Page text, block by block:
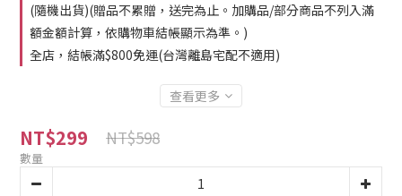
(隨機出貨)(贈品不累贈，送完為止。加購品/部分商品不列入滿
額金額計算，依購物車結帳顯示為準。)
全店，結帳滿$800免運(台灣離島宅配不適用)
查看更多
NT$299 NT$598
數量